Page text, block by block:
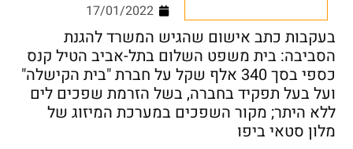
17/01/2022
בעקבות כתב אישום שהגיש המשרד להגנת
הסביבה: בית משפט השלום בתל-אביב הטיל קנס
כספי בסך 340 אלף שקל על חברת "בית הקישלה"
ועל בעל תפקיד בחברה, בשל הזרמת שפכים לים
ללא היתר; מקור השפכים במערכת המיזוג של
מלון סטאי ביפו